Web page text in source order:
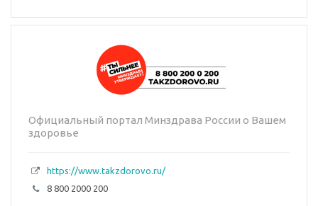
Официальный портал Минздрава России о Вашем
здоровье
https://www.takzdorovo.ru/
8 800 2000 200